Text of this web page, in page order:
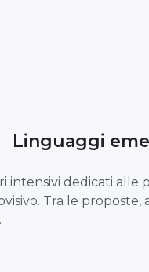
Linguaggi
intensivi dedicati alle
Tra le